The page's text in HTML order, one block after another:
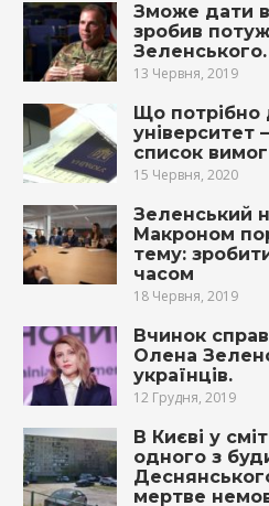
Зможе дати
зробив
13 Червня, 2019
Що потрібно
університет
список вимог
15 Червня, 2020
Зеленський
Макроном
тему:
часом
18 Червня, 2019
Вчинок
Олена
українців.
12 Грудня, 2019
В Києві у
одного з
мeртвe